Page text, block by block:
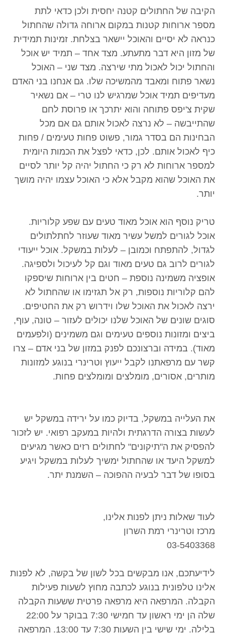
הקיבה של החתולים קטנה יחסית ולכן כדאי לתת
מספר ארוחות קטנות במקום ארוחה גדולה שהחתול
כנראה לא יסיים והאוכל יישאר בצלחת. זמינות תמידית
של מזון היא דבר מתעתע. מצד אחד – תמיד יש אוכל
והחתול יכול לאכול מתי שירצה. מצד שני – האוכל
נשאר פתוח ומאבד מהמשיכה שלו. גם אנחנו בני האדם
מעדיפים תמיד אוכל שמרגיש לנו טרי – אם נשאיר
שקית צ'יפס פתוחה והוא יתרכך או פרוסת לחם
שהתייבשה – לא נרצה לאכול אותם גם אם מכל
הבחינות הם בסדר גמור, פשוט פחות טעימים / פחות
כיף לאכול אותם. לכן, כדאי לפצל את הכמות היומית
למספר ארוחות לא רק כי החתול יהיה קל יותר לסיים
את האוכל שהוא מקבל אלא כי האוכל עצמו יהיה מושך
יותר.
טריק נוסף הוא אוכל מאוד טעים עם שפע קלוריות.
אוכל לגורים למשל עשיר מאוד שעוזר לחתלתולים
לגדול, להתפתח וכמובן – לעלות במשקל. אוכל ייעודי
לגורים לרוב גם טעים מאוד וגם קל לעיכול ולספיגה.
אופציה משמינה נוספת – חטים בין ארוחות שיספקו
להם קלוריות נוספות, רק אל תגזימו או שהחתול לא
ירצה לאכול את האוכל שלו וידרוש רק את החטיפים.
סוגים שונים של האוכל שלנו יכולים לעזור – טונה, עוף,
ביצים ומזונות נוספים טעימים וגם משמינים (ולפעמים
מאוד). במידה וברצונכם לפנק במזון של בני אדם – צרו
קשר עם מרפאתנו לקבל ייעוץ וטרינרי בנוגע למזונות
מותרים, אסורים, מומלצים ומומלצים פחות.
את העלייה במשקל, בדיוק כמו על ירידה במשקל יש
לעשות בצורה הדרגתית ולהיות במעקב רפואי. יש לזכור
להפסיק את ה"תיקונים" לחתולים רזים כאשר מגיעים
למשקל היעד או שהחתול ימשיך לעלות במשקל ויגיע
בסופו של דבר לבעיה ההפוכה – השמנת יתר.
לעוד שאלות ניתן לפנות אלינו,
מרכז וטרינרי רמת השרון
03-5403368
לידיעתכם, אנו מבקשים בכל לשון של בקשה, לא לפנות
אלינו טלפונית בנוגע לכתבה מחוץ לשעות פעילות
הקבלה. המרפאה היא מרפאה פרטית ששעות הקבלה
שלה הן ימי ראשון עד חמישי 7:30 בבוקר על 22:00
בלילה. ימי שישי בין השעות 7:30 עד 13:00. המרפאה